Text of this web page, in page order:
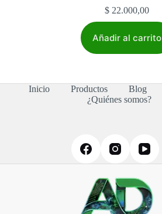
$ 22.000,00
Añadir al carrito
Inicio Productos Blog
¿Quiénes somos?